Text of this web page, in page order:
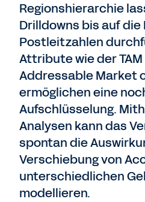
Regionshierarchie
Drilldowns bis auf
Postleitzahlen
Attribute wie der TAM
Addressable Market
ermöglichen eine
Aufschlüsselung.
Analysen kann das
spontan die
Verschiebung von
unterschiedlichen
modellieren.